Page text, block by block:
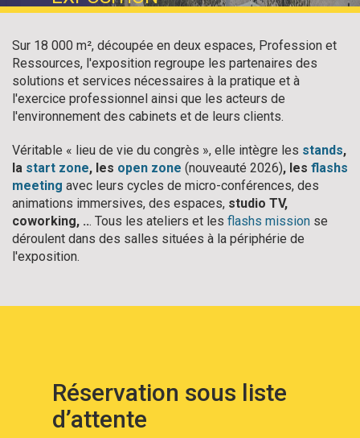
Sur 18 000 m², découpée en deux espaces, Profession et
Ressources, l'exposition regroupe les partenaires des
solutions et services nécessaires à la pratique et à
l'exercice professionnel ainsi que les acteurs de
l'environnement des cabinets et de leurs clients.
Véritable « lieu de vie du congrès », elle intègre les stands,
la start zone, les open zone (nouveauté 2026), les flashs
meeting avec leurs cycles de micro-conférences, des
animations immersives, des espaces, studio TV,
coworking, ... Tous les ateliers et les flashs mission se
déroulent dans des salles situées à la périphérie de
l'exposition.
Réservation sous liste
d’attente